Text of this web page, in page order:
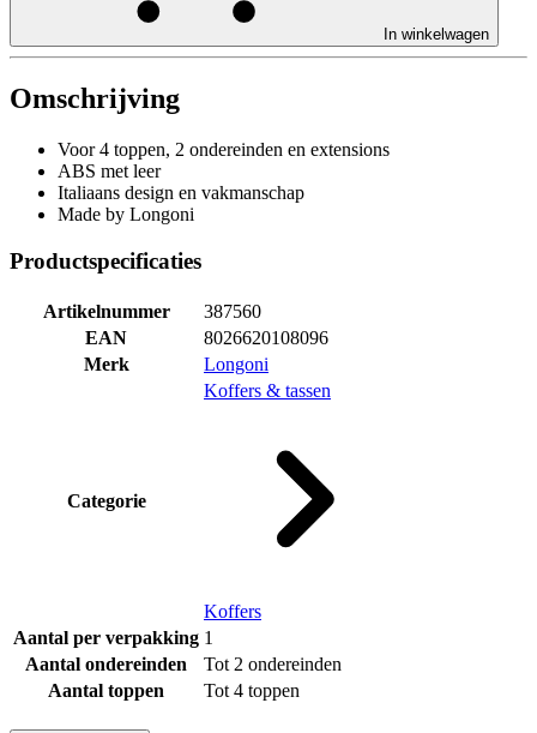
In winkelwagen
Omschrijving
Voor 4 toppen, 2 ondereinden en extensions
ABS met leer
Italiaans design en vakmanschap
Made by Longoni
Productspecificaties
Artikelnummer
387560
EAN
8026620108096
Merk
Longoni
Categorie
Koffers & tassen
Koffers
Aantal per verpakking 1
Aantal ondereinden
Tot 2 ondereinden
Aantal toppen
Tot 4 toppen